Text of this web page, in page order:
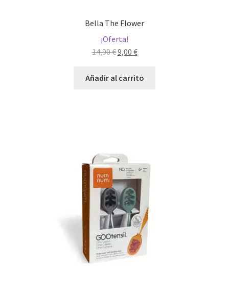
Bella The Flower
¡Oferta!
14,90€El
original
9,00 €El
actual
Añadir al carrito